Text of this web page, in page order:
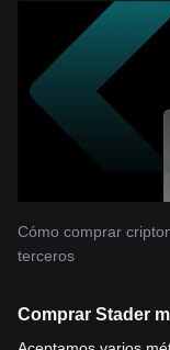
Cómo comprar
terceros
Comprar Stader